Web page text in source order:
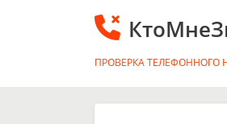
ПРОВЕРКА ТЕЛЕФОННОГО